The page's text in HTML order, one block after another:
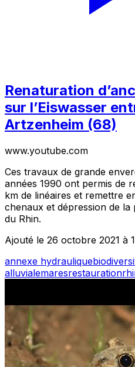
Renaturation
sur l’Eiswasser
Artzenheim (68)
www.youtube.com
Ces travaux de grande
années 1990 ont permis de
km de linéaires et remettre
chenaux et dépression de la
du Rhin.
Ajouté le 26 octobre 2021 à
annexe hydraulique
alluvialemaresrestauration